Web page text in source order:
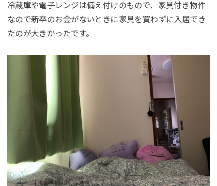
冷蔵庫や電子レンジは備え付けのもので、家具付き物件
なので新卒のお金がないときに家具を買わずに入居でき
たのが大きかったです。